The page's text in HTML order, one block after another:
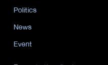
Politics
News
Event